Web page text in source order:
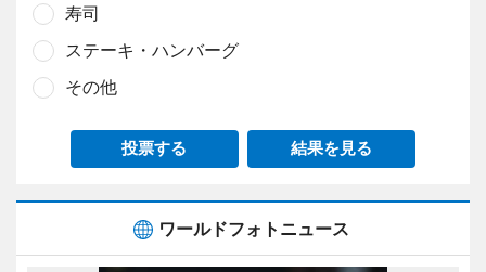
寿司
ステーキ・ハンバーグ
その他
投票する 結果を見る
ワールドフォトニュース